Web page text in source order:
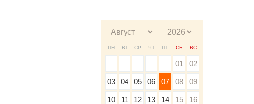
ПН ВТ СР ЧТ ПТ СБ ВС
01 02
03 04 05 06 07 08 09
10 11 12 13 14 15 16